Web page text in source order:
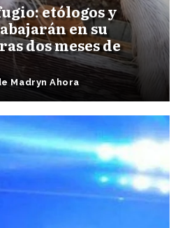
etólogos y
en su
dos meses de
Madryn Ahora